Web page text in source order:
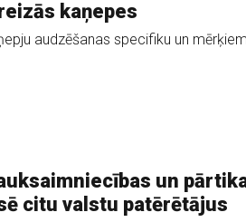
kaņepes
audzēšanas specifiku un
un
citu valstu patērētājus